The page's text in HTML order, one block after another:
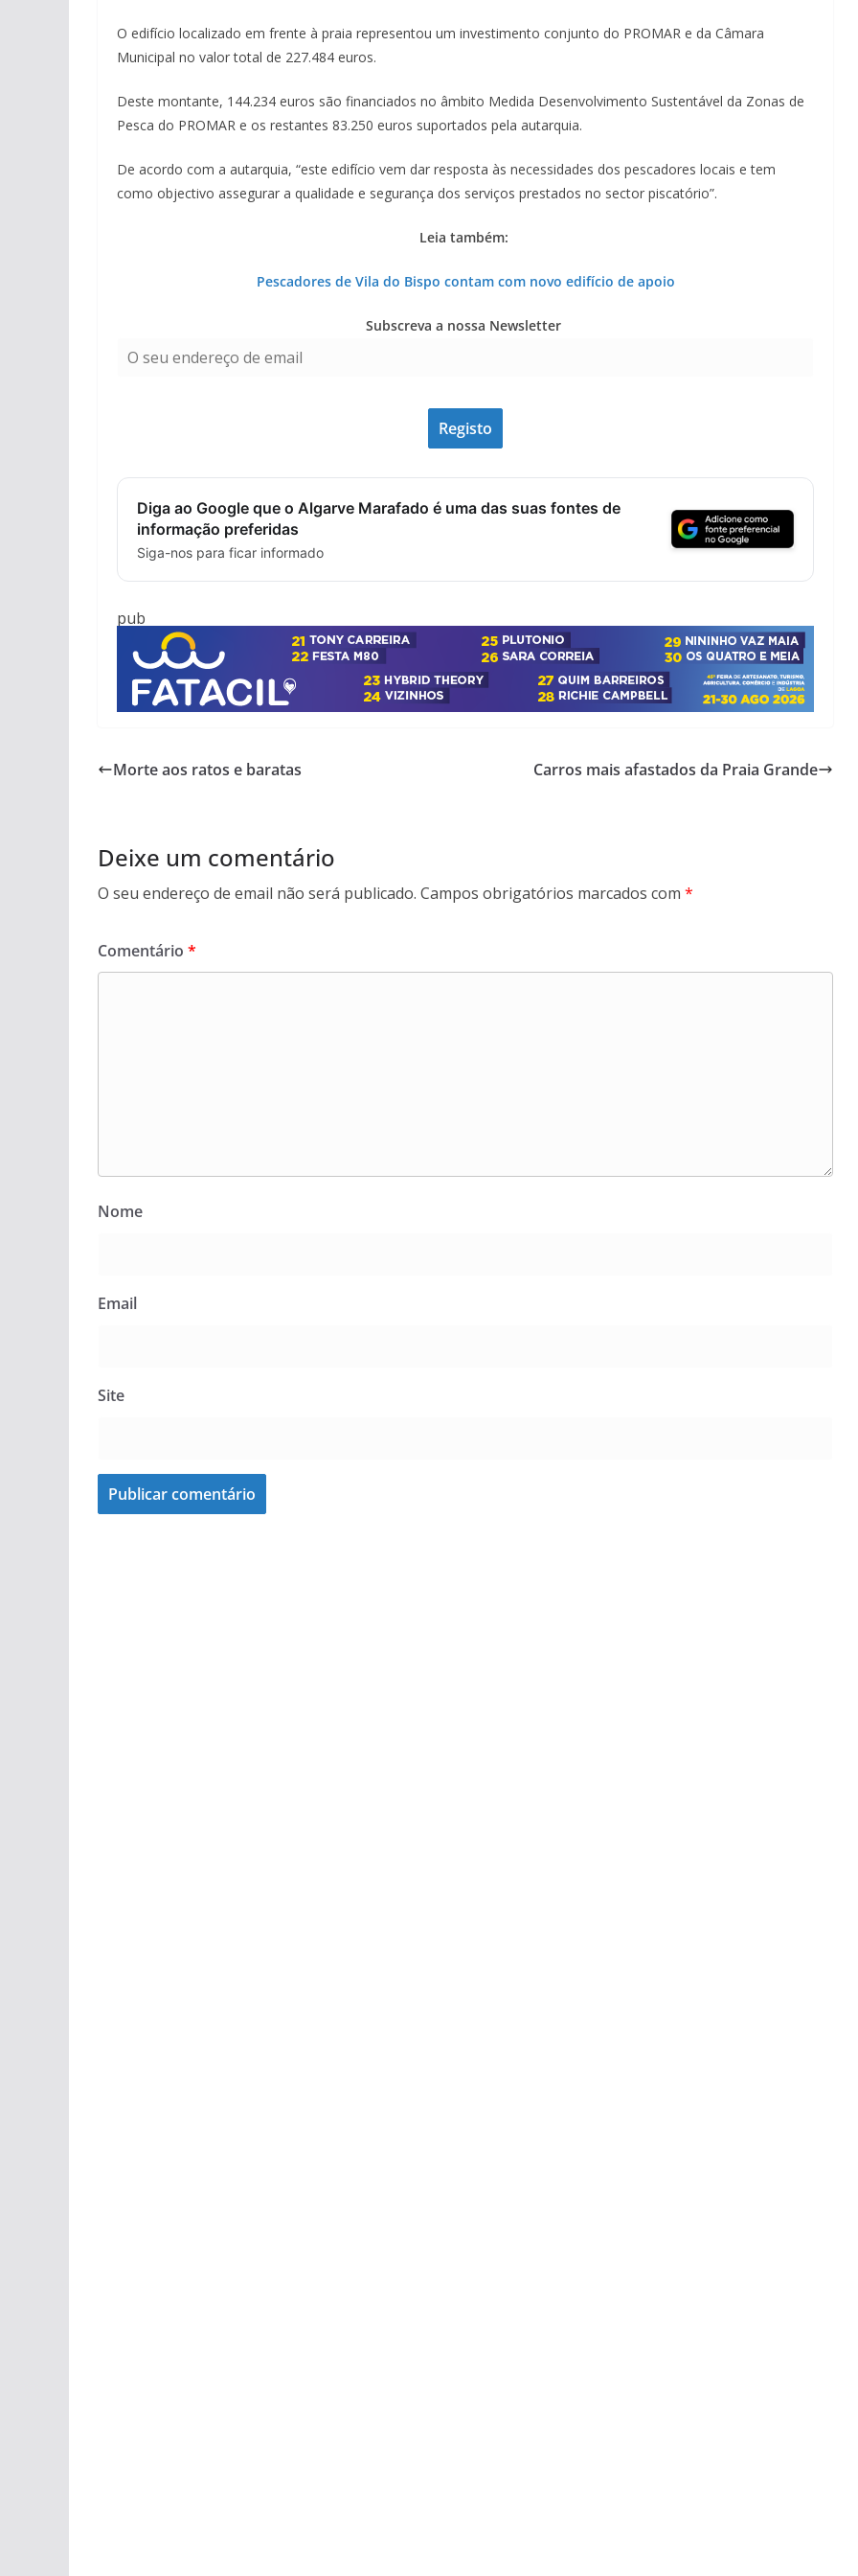
O edifício localizado em frente à praia representou um investimento conjunto do PROMAR e da Câmara
Municipal no valor total de 227.484 euros.
Deste montante, 144.234 euros são financiados no âmbito Medida Desenvolvimento Sustentável da Zonas de
Pesca do PROMAR e os restantes 83.250 euros suportados pela autarquia.
De acordo com a autarquia, “este edifício vem dar resposta às necessidades dos pescadores locais e tem
como objectivo assegurar a qualidade e segurança dos serviços prestados no sector piscatório”.
Leia também:
Pescadores de Vila do Bispo contam com novo edifício de apoio
Subscreva a nossa Newsletter
Diga ao Google que o Algarve Marafado é uma das suas fontes de
informação preferidas
Siga-nos para ficar informado
pub
Morte aos ratos e baratas Carros mais afastados da Praia Grande
Deixe um comentário
O seu endereço de email não será publicado. Campos obrigatórios marcados com *
Comentário *
Nome
Email
Site
Lagos – A quem pertence a parte superior da